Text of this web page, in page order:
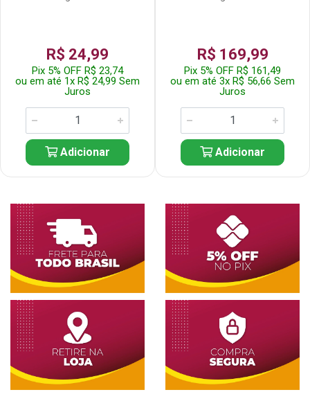
R$ 24,99
Pix 5% OFF R$ 23,74
ou em até 1x R$ 24,99 Sem
Juros
Adicionar
R$ 169,99
Pix 5% OFF R$ 161,49
ou em até 3x R$ 56,66 Sem
Juros
Adicionar